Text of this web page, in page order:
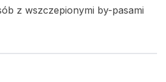
z wszczepionymi by-pasami